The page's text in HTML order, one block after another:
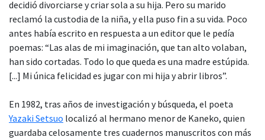
decidió divorciarse y criar sola a su hija. Pero su marido
reclamó la custodia de la niña, y ella puso fin a su vida. Poco
antes había escrito en respuesta a un editor que le pedía
poemas: “Las alas de mi imaginación, que tan alto volaban,
han sido cortadas. Todo lo que queda es una madre estúpida.
[...] Mi única felicidad es jugar con mi hija y abrir libros”.
En 1982, tras años de investigación y búsqueda, el poeta
Yazaki Setsuo localizó al hermano menor de Kaneko, quien
guardaba celosamente tres cuadernos manuscritos con más